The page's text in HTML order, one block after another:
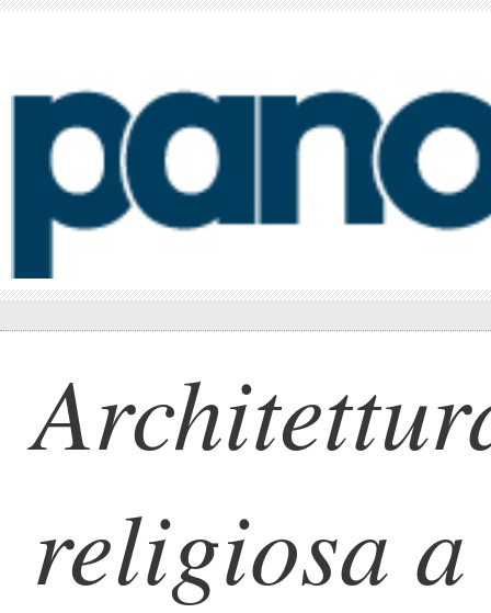
religiosa